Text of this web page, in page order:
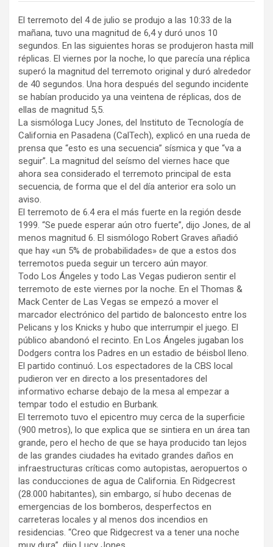
El terremoto del 4 de julio se produjo a las 10:33 de la
mañana, tuvo una magnitud de 6,4 y duró unos 10
segundos. En las siguientes horas se produjeron hasta mill
réplicas. El viernes por la noche, lo que parecía una réplica
superó la magnitud del terremoto original y duró alrededor
de 40 segundos. Una hora después del segundo incidente
se habían producido ya una veintena de réplicas, dos de
ellas de magnitud 5,5.
La sismóloga Lucy Jones, del Instituto de Tecnología de
California en Pasadena (CalTech), explicó en una rueda de
prensa que “esto es una secuencia” sísmica y que “va a
seguir”. La magnitud del seísmo del viernes hace que
ahora sea considerado el terremoto principal de esta
secuencia, de forma que el del día anterior era solo un
aviso.
El terremoto de 6.4 era el más fuerte en la región desde
1999. “Se puede esperar aún otro fuerte”, dijo Jones, de al
menos magnitud 6. El sismólogo Robert Graves añadió
que hay «un 5% de probabilidades» de que a estos dos
terremotos pueda seguir un tercero aún mayor.
Todo Los Ángeles y todo Las Vegas pudieron sentir el
terremoto de este viernes por la noche. En el Thomas &
Mack Center de Las Vegas se empezó a mover el
marcador electrónico del partido de baloncesto entre los
Pelicans y los Knicks y hubo que interrumpir el juego. El
público abandonó el recinto. En Los Ángeles jugaban los
Dodgers contra los Padres en un estadio de béisbol lleno.
El partido continuó. Los espectadores de la CBS local
pudieron ver en directo a los presentadores del
informativo echarse debajo de la mesa al empezar a
tempar todo el estudio en Burbank.
El terremoto tuvo el epicentro muy cerca de la superficie
(900 metros), lo que explica que se sintiera en un área tan
grande, pero el hecho de que se haya producido tan lejos
de las grandes ciudades ha evitado grandes daños en
infraestructuras críticas como autopistas, aeropuertos o
las conducciones de agua de California. En Ridgecrest
(28.000 habitantes), sin embargo, sí hubo decenas de
emergencias de los bomberos, desperfectos en
carreteras locales y al menos dos incendios en
residencias. “Creo que Ridgecrest va a tener una noche